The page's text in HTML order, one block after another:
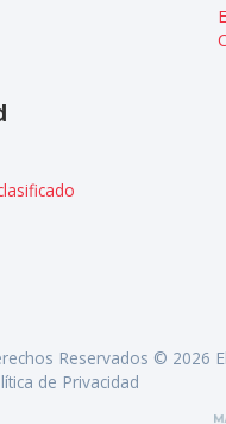
Reservados © 2026
de Privacidad